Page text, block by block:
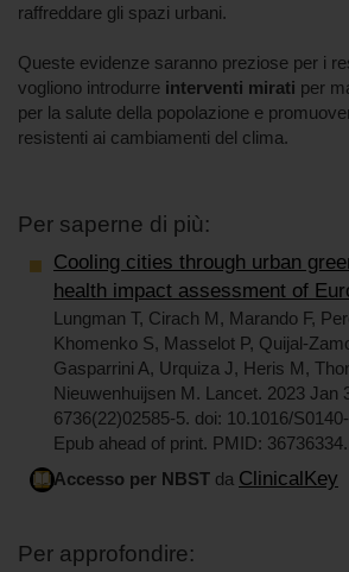
raffreddare gli spazi urbani.
Queste evidenze saranno preziose per i
vogliono introdurre interventi mirati per
per la salute della popolazione e
resistenti ai cambiamenti del clima.
Per saperne di più:
Cooling cities through urban
health impact assessment of
Lungman T, Cirach M, Marando F,
Khomenko S, Masselot P, Quijal-
Gasparrini A, Urquiza J, Heris M,
Nieuwenhuijsen M. Lancet. 2023 Jan
6736(22)02585-5. doi: 10.1016/
Epub ahead of print. PMID: 36736334.
Accesso per NBST da ClinicalKey
Per approfondire: